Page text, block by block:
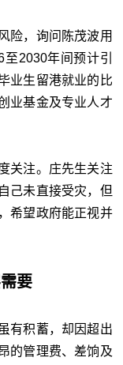
险，询问陈茂波用
2030年间预计引
业生留港就业的比
业基金及专业人才
关注。庄先生关注
己未直接受灾，但
希望政府能正视并
要
有积蓄，却因超出
的管理费、差饷及